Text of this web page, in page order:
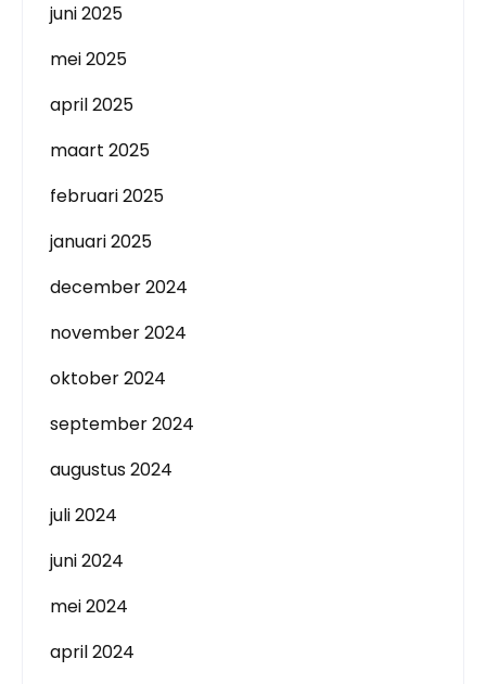
juni 2025
mei 2025
april 2025
maart 2025
februari 2025
januari 2025
december 2024
november 2024
oktober 2024
september 2024
augustus 2024
juli 2024
juni 2024
mei 2024
april 2024